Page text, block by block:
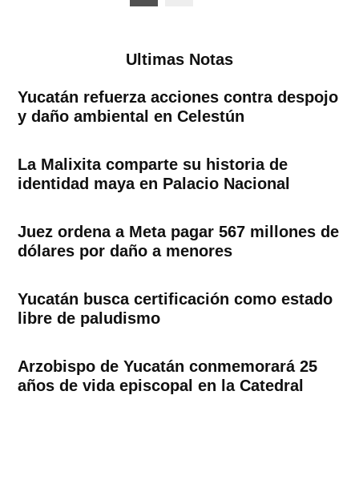
Ultimas Notas
Yucatán refuerza acciones contra despojo
y daño ambiental en Celestún
La Malixita comparte su historia de
identidad maya en Palacio Nacional
Juez ordena a Meta pagar 567 millones de
dólares por daño a menores
Yucatán busca certificación como estado
libre de paludismo
Arzobispo de Yucatán conmemorará 25
años de vida episcopal en la Catedral